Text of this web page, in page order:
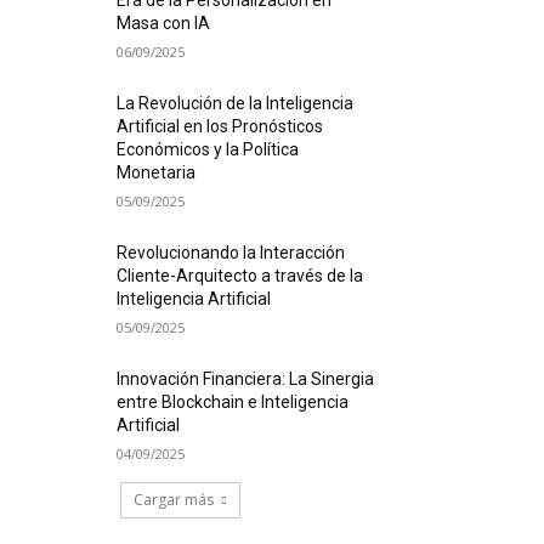
Masa con IA
06/09/2025
La Revolución de la Inteligencia
Artificial en los Pronósticos
Económicos y la Política
Monetaria
05/09/2025
Revolucionando la Interacción
Cliente-Arquitecto a través de la
Inteligencia Artificial
05/09/2025
Innovación Financiera: La Sinergia
entre Blockchain e Inteligencia
Artificial
04/09/2025
Cargar más